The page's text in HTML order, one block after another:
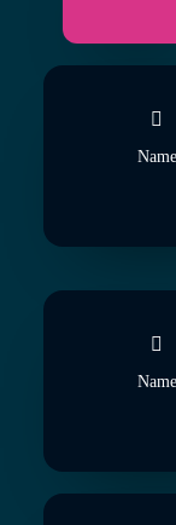
Name
Name